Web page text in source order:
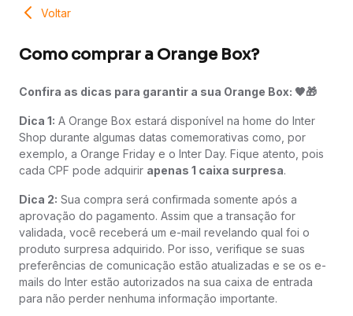
Voltar
Como comprar a Orange Box?
Confira as dicas para garantir a sua Orange Box: 🧡🎁
Dica 1: A Orange Box estará disponível na home do Inter
Shop durante algumas datas comemorativas como, por
exemplo, a Orange Friday e o Inter Day. Fique atento, pois
cada CPF pode adquirir apenas 1 caixa surpresa.
Dica 2: Sua compra será confirmada somente após a
aprovação do pagamento. Assim que a transação for
validada, você receberá um e-mail revelando qual foi o
produto surpresa adquirido. Por isso, verifique se suas
preferências de comunicação estão atualizadas e se os e-
mails do Inter estão autorizados na sua caixa de entrada
para não perder nenhuma informação importante.